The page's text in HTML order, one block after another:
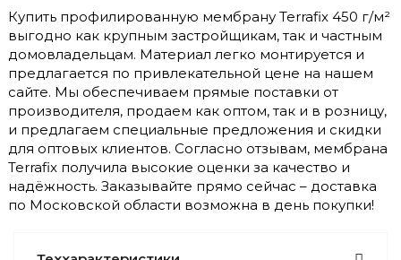
Купить профилированную мембрану Terrafix 450 г/м²
выгодно как крупным застройщикам, так и частным
домовладельцам. Материал легко монтируется и
предлагается по привлекательной цене на нашем
сайте. Мы обеспечиваем прямые поставки от
производителя, продаем как оптом, так и в розницу,
и предлагаем специальные предложения и скидки
для оптовых клиентов. Согласно отзывам, мембрана
Terrafix получила высокие оценки за качество и
надёжность. Заказывайте прямо сейчас – доставка
по Московской области возможна в день покупки!